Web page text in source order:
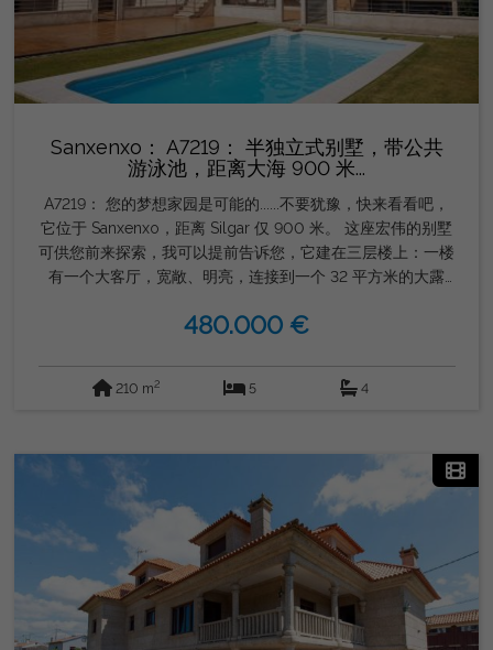
Sanxenxo： A7219： 半独立式别墅，带公共
游泳池，距离大海 900 米...
A7219： 您的梦想家园是可能的......不要犹豫，快来看看吧，
它位于 Sanxenxo，距离 Silgar 仅 900 米。 这座宏伟的别墅
可供您前来探索，我可以提前告诉您，它建在三层楼上：一楼
有一个大客厅，宽敞、明亮，连接到一个 32 平方米的大露
大厅。从楼梯我们上升到二楼，在那里您会发现三间非常宽敞
客厅、电视或游戏室。设施齐全的浴室。所有卧室均配有衣
受......快来看看吧。 由 Grupo Gordon Inmobiliaria. 商业化。
480.000 €
210 m2 5 4